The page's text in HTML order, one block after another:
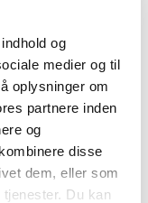
og
medier og til
oplysninger om
partnere inden
og
disse
dem, eller som
Du kan